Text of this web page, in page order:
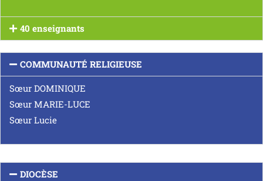
40 enseignants
COMMUNAUTÉ RELIGIEUSE
Sœur DOMINIQUE
Sœur MARIE-LUCE
Sœur Lucie
DIOCÈSE